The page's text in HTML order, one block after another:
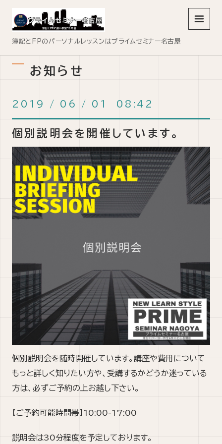
簿記とFPのパーソナルレッスンはプライムセミナー名古屋
メニュ
お知らせ
2019 / 06 / 01 08:42
個別説明会を開催しています。
個別説明会を随時開催しています。講座や費用について
もっと詳しく知りたい方や、受講するかどうか迷っている
方は、必ずご予約の上お越し下さい。
【ご予約可能時間帯】10:00-17:00
説明会は30分程度を予定しております。